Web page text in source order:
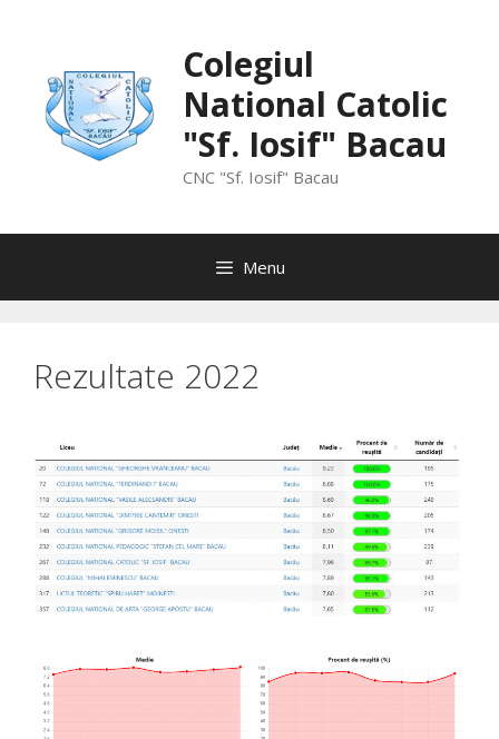
content
Colegiul
National Catolic
"Sf. Iosif" Bacau
CNC "Sf. Iosif" Bacau
Menu
Rezultate 2022